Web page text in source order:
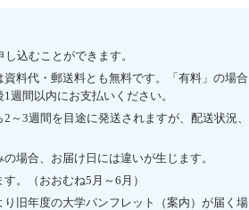
込むことができます。
料代・郵送料とも無料です。「有料」の場合
週間以内にお支払いください。
3週間を目途に発送されますが、配送状況、
場合、お届け日には違いが生じます。
。（おおむね5月～6月）
旧年度の大学パンフレット（案内）が届く場